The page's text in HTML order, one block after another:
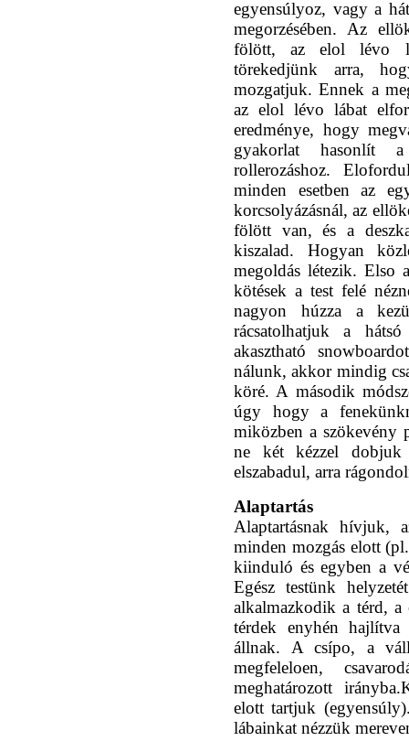
egyensúlyoz, vagy a
megorzésében. Az
fölött, az elol lévo
törekedjünk arra,
mozgatjuk. Ennek a
az elol lévo lábat
eredménye, hogy
gyakorlat hasonlít
rollerozáshoz.
minden esetben az
korcsolyázásnál, az
fölött van, és a
kiszalad. Hogyan
megoldás létezik. Elso
kötések a test felé
nagyon húzza a
rácsatolhatjuk a
akasztható
nálunk, akkor mindig
köré. A második
úgy hogy a
miközben a szökevény
ne két kézzel
elszabadul, arra
Alaptartás
Alaptartásnak hívjuk,
minden mozgás elott
kiinduló és egyben a
Egész testünk
alkalmazkodik a térd, a
térdek enyhén
állnak. A csípo, a
megfeleloen,
meghatározott
elott tartjuk
lábainkat nézzük